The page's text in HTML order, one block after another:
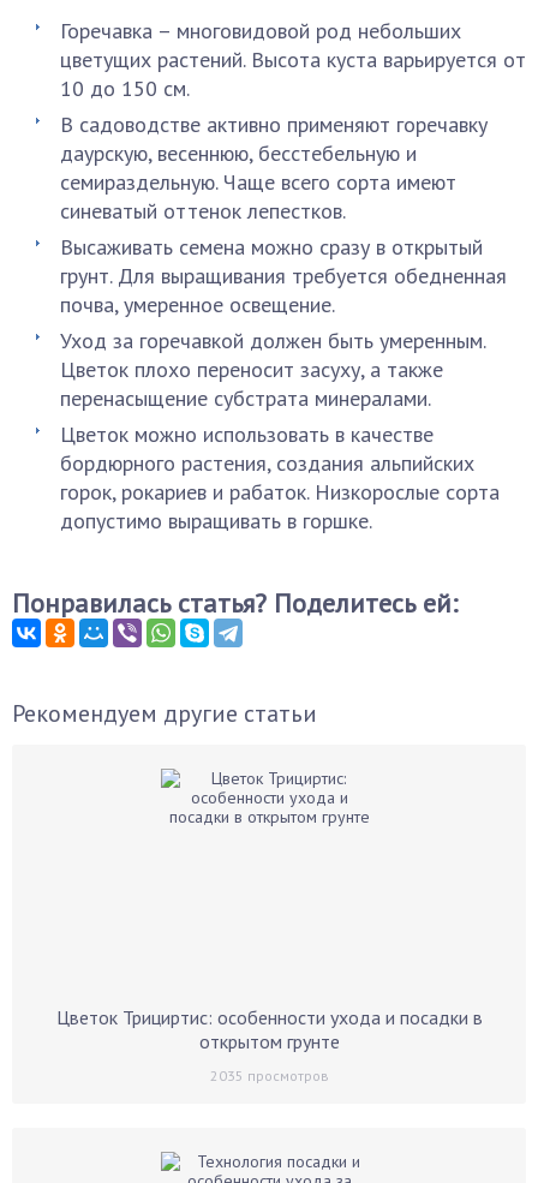
Горечавка – многовидовой род небольших
цветущих растений. Высота куста варьируется от
10 до 150 см.
В садоводстве активно применяют горечавку
даурскую, весеннюю, бесстебельную и
семираздельную. Чаще всего сорта имеют
синеватый оттенок лепестков.
Высаживать семена можно сразу в открытый
грунт. Для выращивания требуется обедненная
почва, умеренное освещение.
Уход за горечавкой должен быть умеренным.
Цветок плохо переносит засуху, а также
перенасыщение субстрата минералами.
Цветок можно использовать в качестве
бордюрного растения, создания альпийских
горок, рокариев и рабаток. Низкорослые сорта
допустимо выращивать в горшке.
Понравилась статья? Поделитесь ей:
Рекомендуем другие статьи
Цветок Трициртис: особенности ухода и посадки в
открытом грунте
2035 просмотров